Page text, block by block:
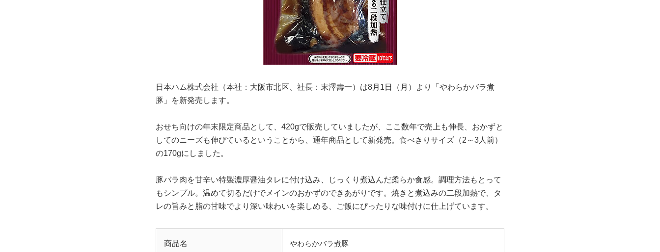
日本ハム株式会社（本社：大阪市北区、社長：末澤壽一）は8月1日（月）より「やわらかバラ煮
豚」を新発売します。
おせち向けの年末限定商品として、420gで販売していましたが、ここ数年で売上も伸長、おかずと
してのニーズも伸びているということから、通年商品として新発売。食べきりサイズ（2～3人前）
の170gにしました。
豚バラ肉を甘辛い特製濃厚醤油タレに付け込み、じっくり煮込んだ柔らか食感。調理方法もとって
もシンプル。温めて切るだけでメインのおかずのできあがりです。焼きと煮込みの二段加熱で、タ
レの旨みと脂の甘味でより深い味わいを楽しめる、ご飯にぴったりな味付けに仕上げています。
商品名 やわらかバラ煮豚